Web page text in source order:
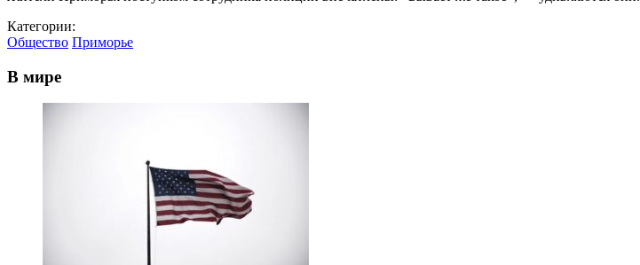
Категории:
Общество Приморье
В мире